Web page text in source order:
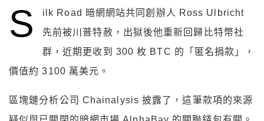
S
ilk Road 暗網網站共同創辦人 Ross Ulbricht
先前被川普特赦，出獄後他重新回歸比特幣社
群，近期更收到 300 枚 BTC 的「匿名捐款」，
價值約 3100 萬美元。
區塊鏈分析公司 Chainalysis 披露了，這筆款項的來源